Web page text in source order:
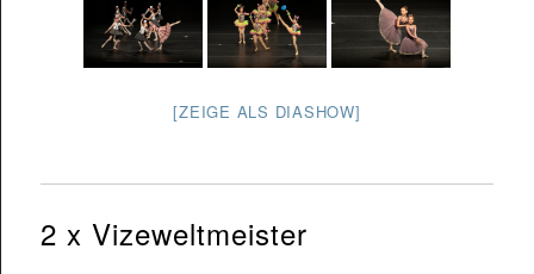
[ZEIGE ALS DIASHOW]
2 x Vizeweltmeister